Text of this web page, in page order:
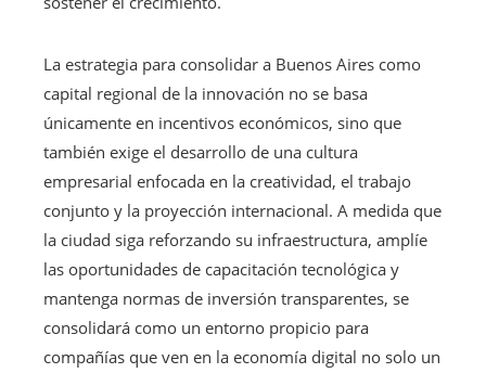
La estrategia para consolidar a Buenos Aires como
capital regional de la innovación no se basa
únicamente en incentivos económicos, sino que
también exige el desarrollo de una cultura
empresarial enfocada en la creatividad, el trabajo
conjunto y la proyección internacional. A medida que
la ciudad siga reforzando su infraestructura, amplíe
las oportunidades de capacitación tecnológica y
mantenga normas de inversión transparentes, se
consolidará como un entorno propicio para
compañías que ven en la economía digital no solo un